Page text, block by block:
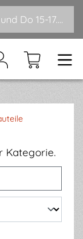
Telefonzeiten Mo,Di,Mi 10.00-12.00 und Do 15-17.00
Kategorie.